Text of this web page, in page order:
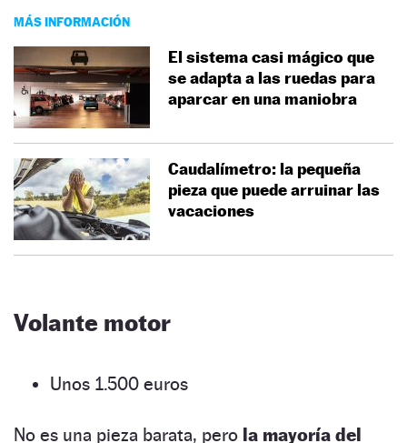
MÁS INFORMACIÓN
El sistema casi mágico que
se adapta a las ruedas para
aparcar en una maniobra
Caudalímetro: la pequeña
pieza que puede arruinar las
vacaciones
Volante motor
Unos 1.500 euros
No es una pieza barata, pero la mayoría del